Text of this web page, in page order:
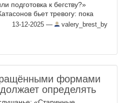
подготовка к бегству?»
бьет тревогу: пока
пояса, из страны
миллиарды, а ...
13-12-2025 — valery_brest_by
формами
определять